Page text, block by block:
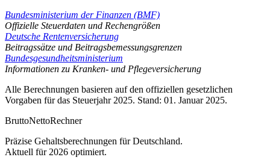
Bundesministerium der Finanzen (BMF)
Offizielle Steuerdaten und Rechengrößen
Deutsche Rentenversicherung
Beitragssätze und Beitragsbemessungsgrenzen
Bundesgesundheitsministerium
Informationen zu Kranken- und Pflegeversicherung
Alle Berechnungen basieren auf den offiziellen gesetzlichen
Vorgaben für das Steuerjahr 2025. Stand: 01. Januar 2025.
BruttoNettoRechner
Präzise Gehaltsberechnungen für Deutschland.
Aktuell für 2026 optimiert.